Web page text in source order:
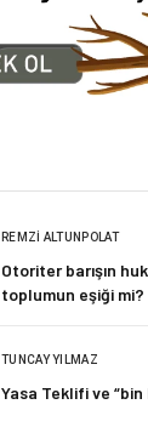
REMZI ALTUNPOLAT
Otoriter barışın
toplumun eşiği mi?
TUNCAY YILMAZ
Yasa Teklifi ve